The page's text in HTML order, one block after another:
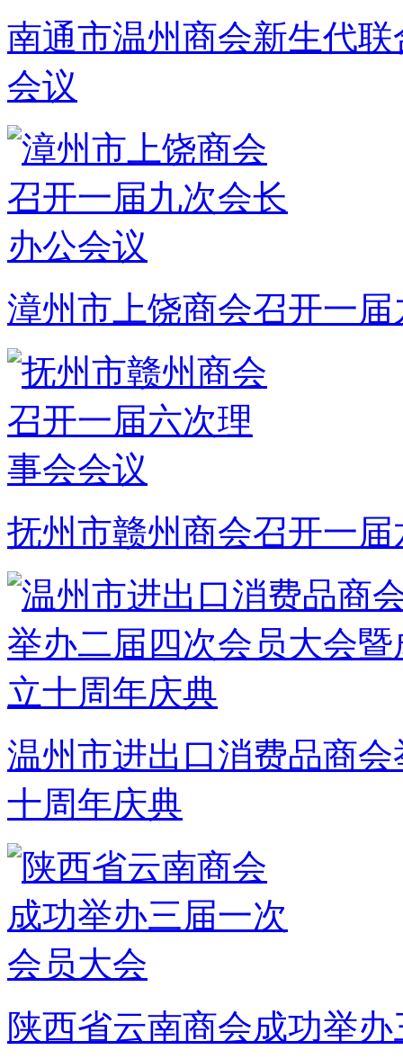
南通市温州商会新生代
会议
漳州市上饶商会召开一
抚州市赣州商会召开一
温州市进出口消费品商
十周年庆典
陕西省云南商会成功举